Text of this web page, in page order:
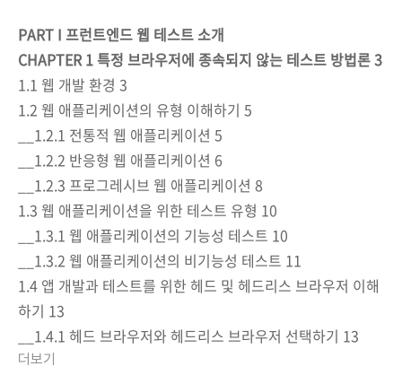
PART I 프런트엔드 웹 테스트 소개
CHAPTER 1 특정 브라우저에 종속되지 않는 테스트 방법론 3
1.1 웹 개발 환경 3
1.2 웹 애플리케이션의 유형 이해하기 5
__1.2.1 전통적 웹 애플리케이션 5
__1.2.2 반응형 웹 애플리케이션 6
__1.2.3 프로그레시브 웹 애플리케이션 8
1.3 웹 애플리케이션을 위한 테스트 유형 10
__1.3.1 웹 애플리케이션의 기능성 테스트 10
__1.3.2 웹 애플리케이션의 비기능성 테스트 11
1.4 앱 개발과 테스트를 위한 헤드 및 헤드리스 브라우저 이해
하기 13
__1.4.1 헤드 브라우저와 헤드리스 브라우저 선택하기 13
더보기